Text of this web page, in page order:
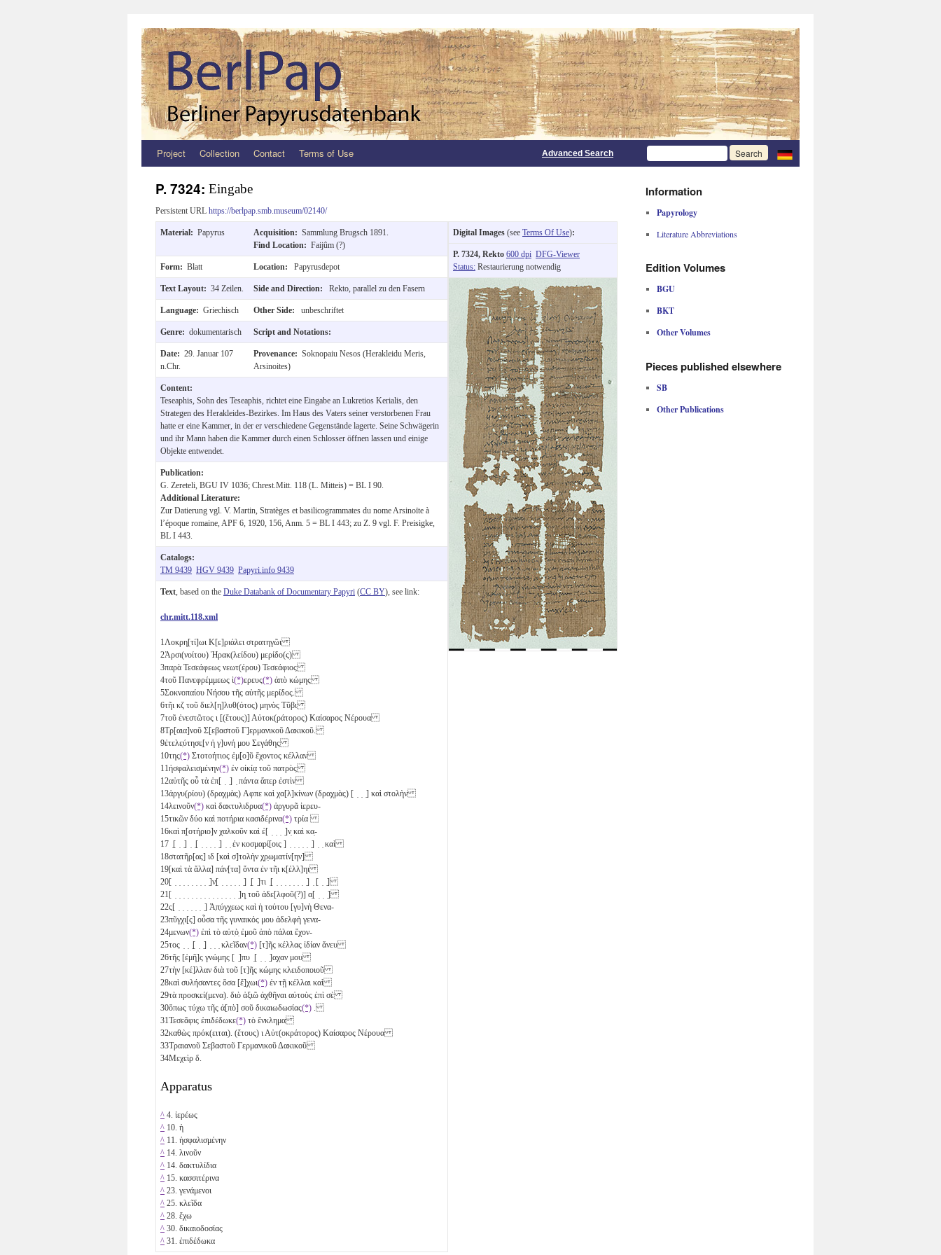
Zum
springen
Project Collection Contact Terms of Use Advanced Search
P. 7324: Eingabe
Persistent URL https://berlpap.smb.museum/02140/
Material: Papyrus Acquisition: Sammlung Brugsch 1891.
Find Location: Faijûm (?)
Form: Blatt Location: Papyrusdepot
Text Layout: 34 Zeilen. Side and Direction: Rekto, parallel zu den Fasern
Language: Griechisch Other Side: unbeschriftet
Genre: dokumentarisch Script and Notations:
Date: 29. Januar 107
n.Chr.
Provenance: Soknopaiu Nesos (Herakleidu Meris,
Arsinoites)
Content:
Teseaphis, Sohn des Teseaphis, richtet eine Eingabe an Lukretios Kerialis, den
Strategen des Herakleides-Bezirkes. Im Haus des Vaters seiner verstorbenen Frau
hatte er eine Kammer, in der er verschiedene Gegenstände lagerte. Seine Schwägerin
und ihr Mann haben die Kammer durch einen Schlosser öffnen lassen und einige
Objekte entwendet.
Publication:
G. Zereteli, BGU IV 1036; Chrest.Mitt. 118 (L. Mitteis) = BL I 90.
Additional Literature:
Zur Datierung vgl. V. Martin, Stratèges et basilicogrammates du nome Arsinoïte à
l’époque romaine, APF 6, 1920, 156, Anm. 5 = BL I 443; zu Z. 9 vgl. F. Preisigke,
BL I 443.
Catalogs:
TM 9439 HGV 9439 Papyri.info 9439
Text , based on the Duke Databank of Documentary Papyri (CC BY), see link:
chr.mitt.118.xml
1 Λοκρη[τί]ωι Κ[ε]ριάλει στρατηγῶι
2Ἀρσι(νοίτου) Ἡρακ(λείδου) μερίδο(ς)
3παρὰ Τεσεάφεως νεωτ(έρου) Τεσεάφιος
4τοῦ Πανεφρέμμεως ἱ(*)ερευς(*) ἀπὸ κώμης
5Σοκνοπαίου Νήσου τῆς αὐτῆς μερίδος.
6τῆι κζ τοῦ διελ[η]λυθ(ότος) μηνὸς Τῦβι
7τοῦ ἐνεστῶτος ι [(ἔτους)] Αὐτοκ(ράτορος) Καίσαρος Νέρουα
8Τρ[αια]νοῦ Σ[εβαστοῦ Γ]ερμανικοῦ Δακικοῦ.
9ἐτελε̣ύτησε̣[ν ἡ γ]υνή μου Σεγάθης
10της(*) Στοτοήτιος ἐμ[ο]ῦ ἔχοντος κέλλαν
11ἠσφαλεισμένην(*) ἐν οἰκίᾳ τοῦ πατρὸς
12αὐτῆς οὗ τὰ ἐπ[ ̣ ̣] ̣ πάντα ἅπερ ἐστὶν
13ἀργυ(ρίου) (δραχμὰς) Αφπε καὶ χα[λ]κίνων (δραχμὰς) [ ̣ ̣ ̣] καὶ στολὴν
14λεινοῦν(*) καὶ δακτυλιδρυα(*) ἀργυρᾶ ἱερευ-
15τικῶν δύο καὶ ποτήρια κασιδέρινα(*) τρία
16καὶ π̣[οτήριο]ν χαλκοῦν καὶ ἐ[ ̣ ̣ ̣ ̣]ν̣ καὶ κα̣-
17 ̣[ ̣ ̣] ̣ ̣[ ̣ ̣ ̣ ̣ ̣] ̣ ̣ ἐν κοσμαρί[οις ] ̣ ̣ ̣ ̣ ̣ ̣] ̣ ̣ καὶ
18στατῆρ[ας] ιδ [καὶ σ]τολὴν χ̣ρ̣ω̣ματίν[ην]
19[καὶ τὰ ἄλλα] πάν[τα] ὄντα ἐν τῆι κ[έλλ]ηι
20[ ̣ ̣ ̣ ̣ ̣ ̣ ̣ ̣ ̣]ν̣[ ̣ ̣ ̣ ̣ ̣ ̣] ̣[ ̣]τι ̣[ ̣ ̣ ̣ ̣ ̣ ̣ ̣ ̣] ̣ [ ̣ ̣]
21 [ ̣ ̣ ̣ ̣ ̣ ̣ ̣ ̣ ̣ ̣ ̣ ̣ ̣ ̣ ̣ ̣]η̣ τοῦ ἀδε[λφοῦ(?)] α̣[ ̣ ̣ ̣]
22ς[ ̣ ̣ ̣ ̣ ̣ ̣ ̣] Ἀ̣π̣ύγχ̣εως καὶ ἡ τούτου [γυ]νὴ Θενα-
23πῦγχι[ς] οὖσα τῆς γυναικός μου ἀδελφὴ γενα-
24μενων(*) ἐπὶ τὸ αὐτ̣ὸ̣ ἐμοῦ ἀπὸ πάλαι ἔχον-
25τος ̣ ̣ ̣[ ̣ ̣] ̣ ̣ ̣ κλεῖδαν(*) [τ]ῆς κέλλας ἰδίαν ἄνευ
26τῆς [ἐμῆ]ς γνώμης [ ̣]πυ ̣[ ̣ ̣ ̣]α̣χαν μου
27τὴν [κέ]λλαν διὰ τοῦ [τ]ῆς κώμης κλειδοποιοῦ
28καὶ συλήσαντες ὅσα [ἔ]χωι(*) ἐν τῇ κέλλαι καὶ
29τὰ προσκεί(μενα). διὸ ἀξιῶ ἀχθῆναι αὐτοὺς ἐπὶ σὲ
30ὅπως τύχω τῆς ἀ[πὸ] σοῦ δικαιωδωσίας(*) .
31Τεσεᾶφις ἐπιδέδωκε(*) τὸ ἔνκλημα
32καθὼς πρόκ(ειται). (ἔτους) ι Αὐτ(οκράτορος) Καίσαρος Νέρουα
33Τραιανοῦ Σεβαστοῦ Γερμανικοῦ Δακικοῦ
34Μεχεὶρ δ
Apparatus
^ 4. ἱερέως
^ 10. ἡ
^ 11. ἠσφαλισμένην
^ 14. λινοῦν
^ 14. δακτυλίδια
^ 15. κασσιτέρινα
^ 23. γενάμενοι
^ 25. κλεῖδα
^ 28. ἔχω
^ 30. δικαιοδοσίας
^ 31. ἐπιδέδωκα
Digital Images (see Terms Of Use):
P. 7324, Rekto 600 dpi DFG-Viewer
Status: Restaurierung notwendig
Information
Papyrology
Literature Abbreviations
Edition Volumes
BGU
BKT
Other Volumes
Pieces published elsewhere
SB
Other Publications